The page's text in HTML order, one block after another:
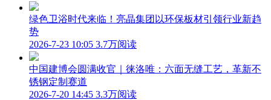
绿色卫浴时代来临！亮晶集团以环保板材引领行业新趋
势
2026-7-23 10:05 3.7万阅读
中国建博会圆满收官｜徕洛唯：六面无缝工艺，革新不
锈钢定制赛道
2026-7-20 14:45 3.3万阅读